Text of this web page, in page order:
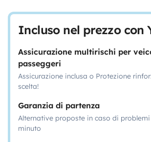
Incluso nel prezzo con
Assicurazione multirischi per
passeggeri
Assicurazione inclusa o Protezione
scelta!
Garanzia di partenza
Alternative proposte in caso di
minuto